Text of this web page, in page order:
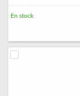
En stock